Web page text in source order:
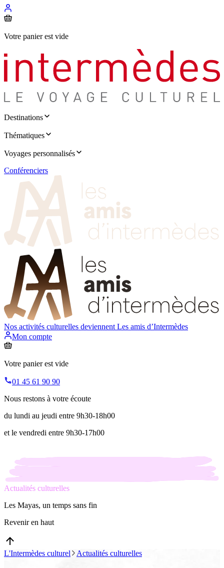
Votre panier est vide
Destinations
Thématiques
Voyages personnalisés
Conférenciers
Nos activités culturelles deviennent Les amis d’Intermèdes
Mon compte
Votre panier est vide
01 45 61 90 90
Nous restons à votre écoute
du lundi au jeudi entre 9h30-18h00
et le vendredi entre 9h30-17h00
Actualités culturelles
Les Mayas, un temps sans fin
Revenir en haut
L'Intermèdes culturel Actualités culturelles